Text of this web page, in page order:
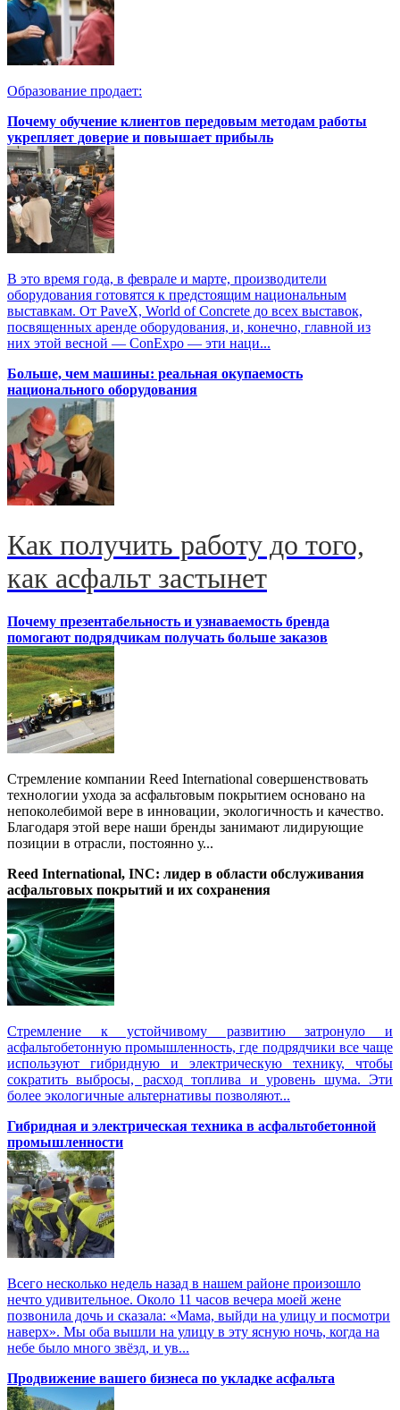
Образование продает:
Почему обучение клиентов передовым методам работы
укрепляет доверие и повышает прибыль
В это время года, в феврале и марте, производители
оборудования готовятся к предстоящим национальным
выставкам. От PaveX, World of Concrete до всех выставок,
посвященных аренде оборудования, и, конечно, главной из
них этой весной — ConExpo — эти наци...
Больше, чем машины: реальная окупаемость
национального оборудования
Как получить работу до того,
как асфальт застынет
Почему презентабельность и узнаваемость бренда
помогают подрядчикам получать больше заказов
Стремление компании Reed International совершенствовать
технологии ухода за асфальтовым покрытием основано на
непоколебимой вере в инновации, экологичность и качество.
Благодаря этой вере наши бренды занимают лидирующие
позиции в отрасли, постоянно у...
Reed International, INC: лидер в области обслуживания
асфальтовых покрытий и их сохранения
Стремление к устойчивому развитию затронуло и
асфальтобетонную промышленность, где подрядчики все чаще
используют гибридную и электрическую технику, чтобы
сократить выбросы, расход топлива и уровень шума. Эти
более экологичные альтернативы позволяют...
Гибридная и электрическая техника в асфальтобетонной
промышленности
Всего несколько недель назад в нашем районе произошло
нечто удивительное. Около 11 часов вечера моей жене
позвонила дочь и сказала: «Мама, выйди на улицу и посмотри
наверх». Мы оба вышли на улицу в эту ясную ночь, когда на
небе было много звёзд, и ув...
Продвижение вашего бизнеса по укладке асфальта